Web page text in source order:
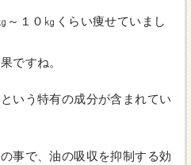
～１０㎏くらい痩せていまし
ですね。
いう特有の成分が含まれてい
事で、油の吸収を抑制する効